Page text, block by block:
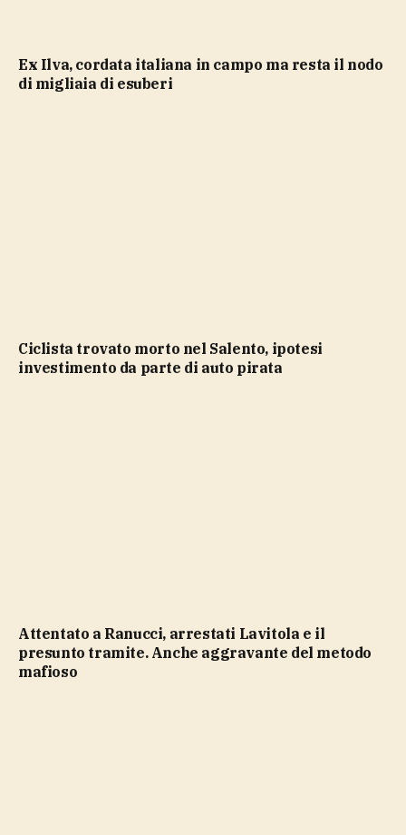
Ex Ilva, cordata italiana in campo ma resta il nodo
di migliaia di esuberi
Ciclista trovato morto nel Salento, ipotesi
investimento da parte di auto pirata
Attentato a Ranucci, arrestati Lavitola e il
presunto tramite. Anche aggravante del metodo
mafioso